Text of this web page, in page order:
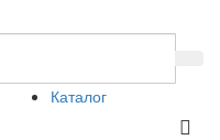
Каталог